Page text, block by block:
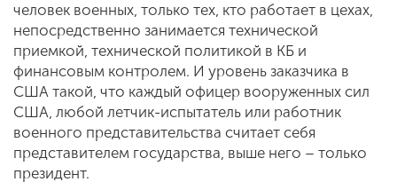
человек военных, только тех, кто работает в цехах,
непосредственно занимается технической
приемкой, технической политикой в КБ и
финансовым контролем. И уровень заказчика в
США такой, что каждый офицер вооруженных сил
США, любой летчик-испытатель или работник
военного представительства считает себя
представителем государства, выше него – только
президент.